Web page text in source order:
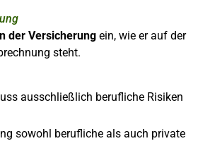
der Versicherung ein, wie er auf der
steht.
ausschließlich berufliche Risiken
sowohl berufliche als auch private